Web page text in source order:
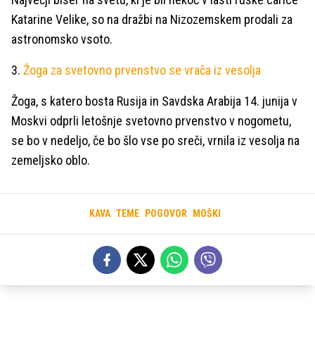
Katarine Velike, so na dražbi na Nizozemskem prodali za
astronomsko vsoto.
3. Žoga za svetovno prvenstvo se vrača iz vesolja
Žoga, s katero bosta Rusija in Savdska Arabija 14. junija v
Moskvi odprli letošnje svetovno prvenstvo v nogometu,
se bo v nedeljo, če bo šlo vse po sreči, vrnila iz vesolja na
zemeljsko oblo.
KAVA TEME POGOVOR MOŠKI